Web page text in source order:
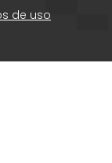
de uso